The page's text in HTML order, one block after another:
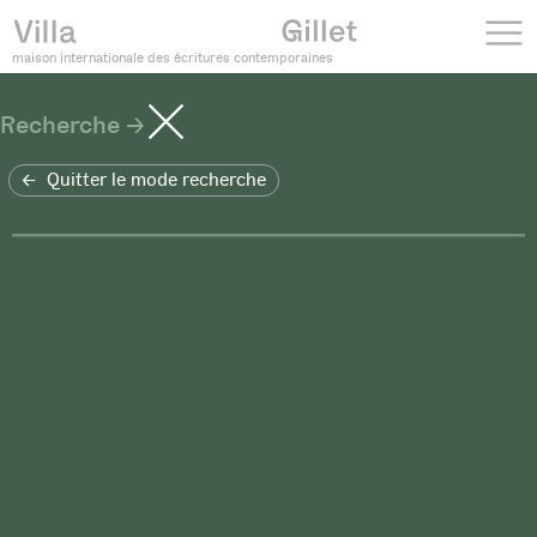
maison internationale des écritures contemporaines
Recherche
Quitter le mode recherche